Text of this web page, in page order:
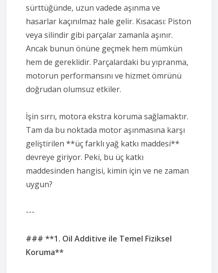
sürttüğünde, uzun vadede aşınma ve
hasarlar kaçınılmaz hale gelir. Kısacası: Piston
veya silindir gibi parçalar zamanla aşınır.
Ancak bunun önüne geçmek hem mümkün
hem de gereklidir. Parçalardaki bu yıpranma,
motorun performansını ve hizmet ömrünü
doğrudan olumsuz etkiler.
İşin sırrı, motora ekstra koruma sağlamaktır.
Tam da bu noktada motor aşınmasına karşı
geliştirilen **üç farklı yağ katkı maddesi**
devreye giriyor. Peki, bu üç katkı
maddesinden hangisi, kimin için ve ne zaman
uygun?
---
### **1. Oil Additive ile Temel Fiziksel
Koruma**